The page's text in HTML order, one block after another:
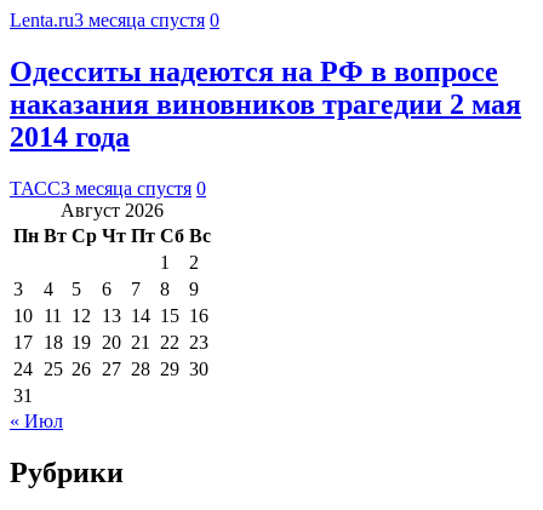
Lenta.ru3 месяца спустя 0
Одесситы надеются на РФ в вопросе
наказания виновников трагедии 2 мая
2014 года
ТАСС3 месяца спустя 0
Август 2026
Пн Вт Ср Чт Пт Сб Вс
1
2
3
4 5 6 7 8
9
10 11 12 13 14 15 16
17 18 19 20 21 22 23
24 25 26 27 28 29 30
31
« Июл
Рубрики